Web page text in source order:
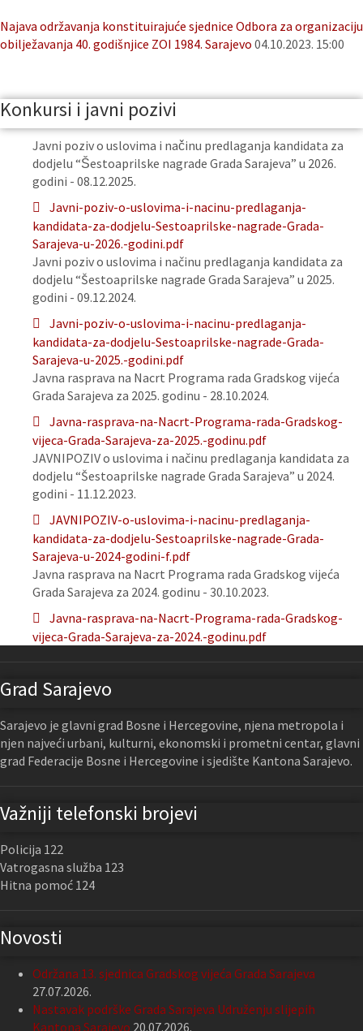
Najava održavanja konstituirajuće sjednice Odbora za organizaciju
obilježavanja 40. godišnjice ZOI 1984. Sarajevo 04.10.2023. 15:00
Konkursi i javni pozivi
Javni poziv o uslovima i načinu predlaganja kandidata za
dodjelu “Šestoaprilske nagrade Grada Sarajeva” u 2026.
godini - 08.12.2025.
Javni-poziv-o-uslovima-i-nacinu-predlaganja-
kandidata-za-dodjelu-Sestoaprilske-nagrade-Grada-
Sarajeva-u-2026.-godini.pdf
Javni poziv o uslovima i načinu predlaganja kandidata za
dodjelu “Šestoaprilske nagrade Grada Sarajeva” u 2025.
godini - 09.12.2024.
Javni-poziv-o-uslovima-i-nacinu-predlaganja-
kandidata-za-dodjelu-Sestoaprilske-nagrade-Grada-
Sarajeva-u-2025.-godini.pdf
Javna rasprava na Nacrt Programa rada Gradskog vijeća
Grada Sarajeva za 2025. godinu - 28.10.2024.
Javna-rasprava-na-Nacrt-Programa-rada-Gradskog-
vijeca-Grada-Sarajeva-za-2025.-godinu.pdf
JAVNIPOZIV o uslovima i načinu predlaganja kandidata za
dodjelu “Šestoaprilske nagrade Grada Sarajeva” u 2024.
godini - 11.12.2023.
JAVNIPOZIV-o-uslovima-i-nacinu-predlaganja-
kandidata-za-dodjelu-Sestoaprilske-nagrade-Grada-
Sarajeva-u-2024-godini-f.pdf
Javna rasprava na Nacrt Programa rada Gradskog vijeća
Grada Sarajeva za 2024. godinu - 30.10.2023.
Javna-rasprava-na-Nacrt-Programa-rada-Gradskog-
vijeca-Grada-Sarajeva-za-2024.-godinu.pdf
Grad Sarajevo
Sarajevo je glavni grad Bosne i Hercegovine, njena metropola i
njen najveći urbani, kulturni, ekonomski i prometni centar, glavni
grad Federacije Bosne i Hercegovine i sjedište Kantona Sarajevo.
Važniji telefonski brojevi
Policija 122
Vatrogasna služba 123
Hitna pomoć 124
Novosti
Održana 13. sjednica Gradskog vijeća Grada Sarajeva
27.07.2026.
Nastavak podrške Grada Sarajeva Udruženju slijepih
Kantona Sarajevo 20.07.2026.